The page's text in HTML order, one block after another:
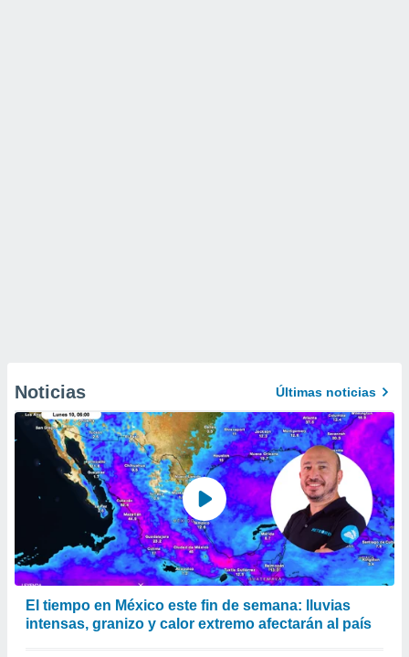
Noticias Últimas noticias
El tiempo en México este fin de semana: lluvias
intensas, granizo y calor extremo afectarán al país